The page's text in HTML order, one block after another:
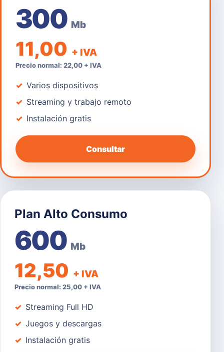
300 Mb
11,00 + IVA
Precio normal: 22,00 + IVA
Varios dispositivos
Streaming y trabajo remoto
Instalación gratis
Consultar
Plan Alto Consumo
600 Mb
12,50 + IVA
Precio normal: 25,00 + IVA
Streaming Full HD
Juegos y descargas
Instalación gratis